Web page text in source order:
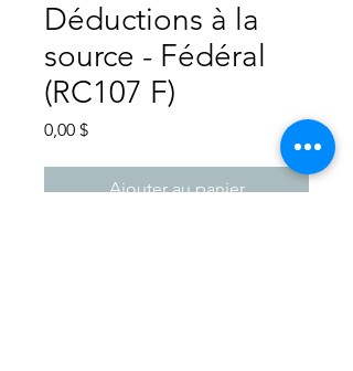
Déductions à la
source - Fédéral
(RC107 F)
0,00 $Prix
Ajouter au panier